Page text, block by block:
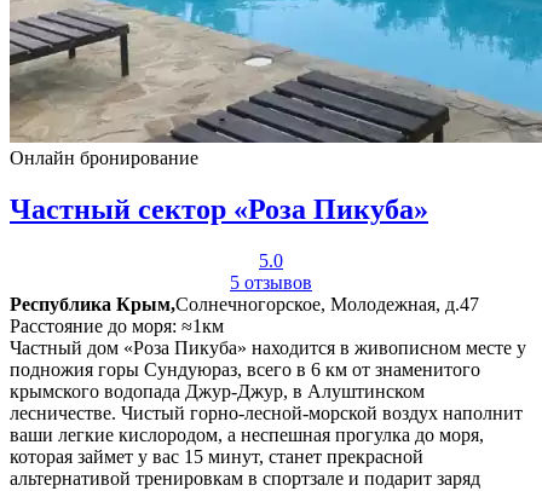
Онлайн бронирование
Частный сектор «Роза Пикуба»
5.0
5 отзывов
Республика Крым,Солнечногорское, Молодежная, д.47
Расстояние до моря: ≈1км
Частный дом «Роза Пикуба» находится в живописном месте у
подножия горы Сундуюраз, всего в 6 км от знаменитого
крымского водопада Джур-Джур, в Алуштинском
лесничестве. Чистый горно-лесной-морской воздух наполнит
ваши легкие кислородом, а неспешная прогулка до моря,
которая займет у вас 15 минут, станет прекрасной
альтернативой тренировкам в спортзале и подарит заряд